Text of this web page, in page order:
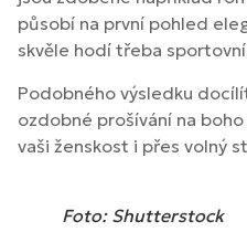
působí na první pohled
skvěle hodí třeba
Podobného výsledku
ozdobné prošívání na
vaši ženskost i přes volný
Foto: Shutterstock